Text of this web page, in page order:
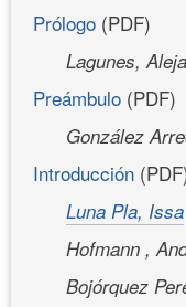
Prólogo (PDF)
Lagunes,
Preámbulo (PDF)
González
Introducción
Luna Pla, Issa
Hofmann ,
Bojórquez